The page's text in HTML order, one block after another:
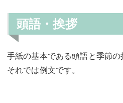
頭語・挨拶
手紙の基本である頭語と季節の
それでは例文です。